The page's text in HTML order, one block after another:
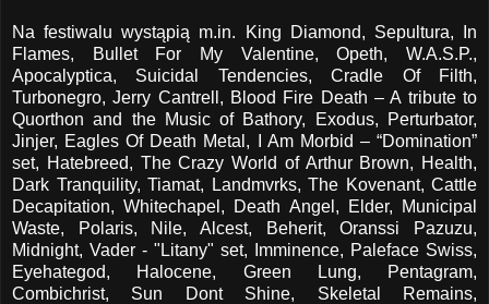
Na festiwalu wystąpią m.in. King Diamond, Sepultura, In
Flames, Bullet For My Valentine, Opeth, W.A.S.P.,
Apocalyptica, Suicidal Tendencies, Cradle Of Filth,
Turbonegro, Jerry Cantrell, Blood Fire Death – A tribute to
Quorthon and the Music of Bathory, Exodus, Perturbator,
Jinjer, Eagles Of Death Metal, I Am Morbid – “Domination”
set, Hatebreed, The Crazy World of Arthur Brown, Health,
Dark Tranquility, Tiamat, Landmvrks, The Kovenant, Cattle
Decapitation, Whitechapel, Death Angel, Elder, Municipal
Waste, Polaris, Nile, Alcest, Beherit, Oranssi Pazuzu,
Midnight, Vader - "Litany" set, Imminence, Paleface Swiss,
Eyehategod, Halocene, Green Lung, Pentagram,
Combichrist, Sun Dont Shine, Skeletal Remains,